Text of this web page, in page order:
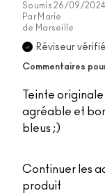
Soumis 26/09/2024
Par Marie
de Marseille
Réviseur vérifié
Commentaires
Teinte
agréable et
bleus ;)
Continuer les
produit